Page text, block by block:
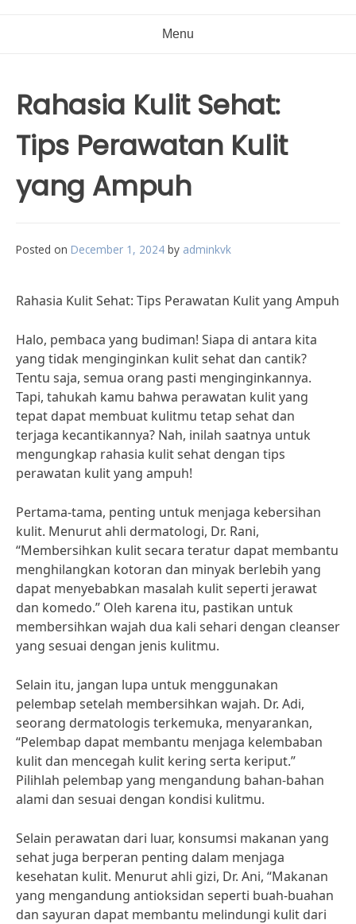
Menu
Rahasia Kulit Sehat:
Tips Perawatan Kulit
yang Ampuh
Posted on December 1, 2024 by adminkvk
Rahasia Kulit Sehat: Tips Perawatan Kulit yang Ampuh
Halo, pembaca yang budiman! Siapa di antara kita
yang tidak menginginkan kulit sehat dan cantik?
Tentu saja, semua orang pasti menginginkannya.
Tapi, tahukah kamu bahwa perawatan kulit yang
tepat dapat membuat kulitmu tetap sehat dan
terjaga kecantikannya? Nah, inilah saatnya untuk
mengungkap rahasia kulit sehat dengan tips
perawatan kulit yang ampuh!
Pertama-tama, penting untuk menjaga kebersihan
kulit. Menurut ahli dermatologi, Dr. Rani,
“Membersihkan kulit secara teratur dapat membantu
menghilangkan kotoran dan minyak berlebih yang
dapat menyebabkan masalah kulit seperti jerawat
dan komedo.” Oleh karena itu, pastikan untuk
membersihkan wajah dua kali sehari dengan cleanser
yang sesuai dengan jenis kulitmu.
Selain itu, jangan lupa untuk menggunakan
pelembap setelah membersihkan wajah. Dr. Adi,
seorang dermatologis terkemuka, menyarankan,
“Pelembap dapat membantu menjaga kelembaban
kulit dan mencegah kulit kering serta keriput.”
Pilihlah pelembap yang mengandung bahan-bahan
alami dan sesuai dengan kondisi kulitmu.
Selain perawatan dari luar, konsumsi makanan yang
sehat juga berperan penting dalam menjaga
kesehatan kulit. Menurut ahli gizi, Dr. Ani, “Makanan
yang mengandung antioksidan seperti buah-buahan
dan sayuran dapat membantu melindungi kulit dari